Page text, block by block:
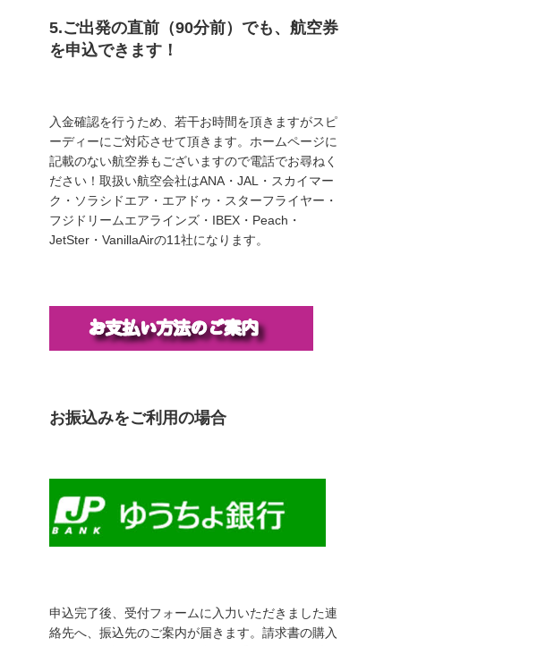
5.ご出発の直前（90分前）でも、航空券
を申込できます！
入金確認を行うため、若干お時間を頂きますがスピ
ーディーにご対応させて頂きます。ホームページに
記載のない航空券もございますので電話でお尋ねく
ださい！取扱い航空会社はANA・JAL・スカイマー
ク・ソラシドエア・エアドゥ・スターフライヤー・
フジドリームエアラインズ・IBEX・Peach・
JetSter・VanillaAirの11社になります。
お振込みをご利用の場合
申込完了後、受付フォームに入力いただきました連
絡先へ、振込先のご案内が届きます。請求書の購入